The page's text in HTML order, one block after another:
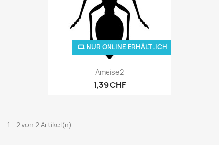
Ameise2
1,39 CHF
NUR ONLINE ERHÄLTLICH
1 - 2 von 2 Artikel(n)